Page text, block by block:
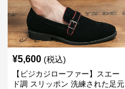
¥5,600 (税込)
【ビジカジローファー】スエー
ド調 スリッポン 洗練された足元